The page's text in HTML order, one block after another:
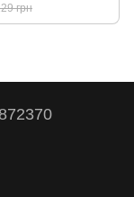
роки INTERTOOL
грн